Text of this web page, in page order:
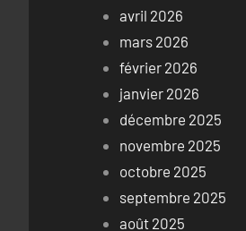
avril 2026
mars 2026
février 2026
janvier 2026
décembre 2025
novembre 2025
octobre 2025
septembre 2025
août 2025